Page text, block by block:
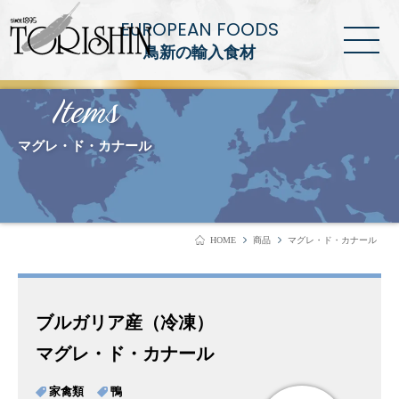
EUROPEAN FOODS
鳥新の輸入食材
Items
マグレ・ド・カナール
HOME 商品 マグレ・ド・カナール
ブルガリア産（冷凍）
マグレ・ド・カナール
家禽類 鴨